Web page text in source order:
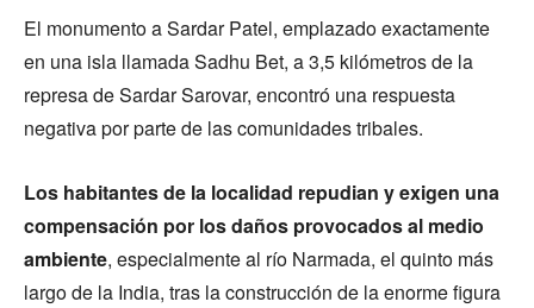
El monumento a Sardar Patel, emplazado exactamente
en una isla llamada Sadhu Bet, a 3,5 kilómetros de la
represa de Sardar Sarovar, encontró una respuesta
negativa por parte de las comunidades tribales.
Los habitantes de la localidad repudian y exigen una
compensación por los daños provocados al medio
ambiente, especialmente al río Narmada, el quinto más
largo de la India, tras la construcción de la enorme figura